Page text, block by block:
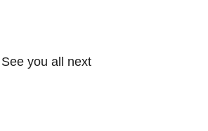
you all next